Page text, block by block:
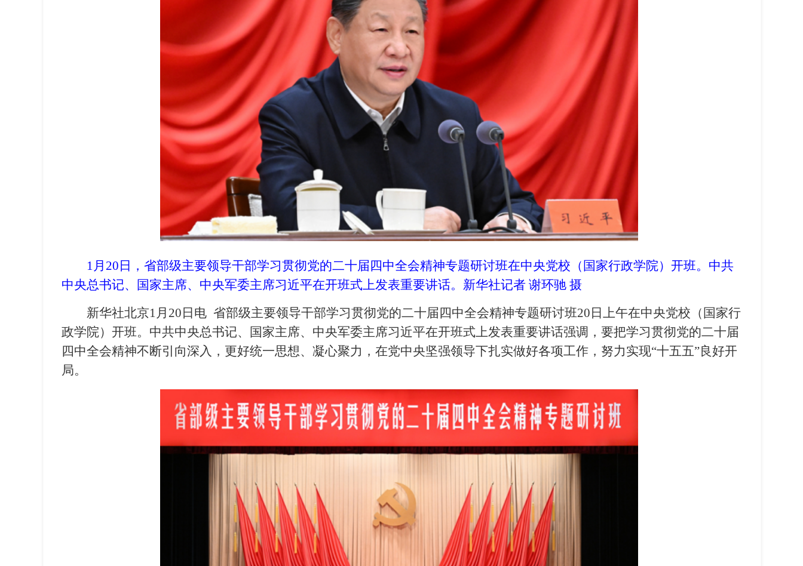
1月20日，省部级主要领导干部学习贯彻党的二十届四中全会精神专题研讨班在中央党校（国家行政学院）开班。中共
中央总书记、国家主席、中央军委主席习近平在开班式上发表重要讲话。新华社记者 谢环驰 摄
新华社北京1月20日电 省部级主要领导干部学习贯彻党的二十届四中全会精神专题研讨班20日上午在中央党校（国家行
政学院）开班。中共中央总书记、国家主席、中央军委主席习近平在开班式上发表重要讲话强调，要把学习贯彻党的二十届
四中全会精神不断引向深入，更好统一思想、凝心聚力，在党中央坚强领导下扎实做好各项工作，努力实现“十五五”良好开
局。